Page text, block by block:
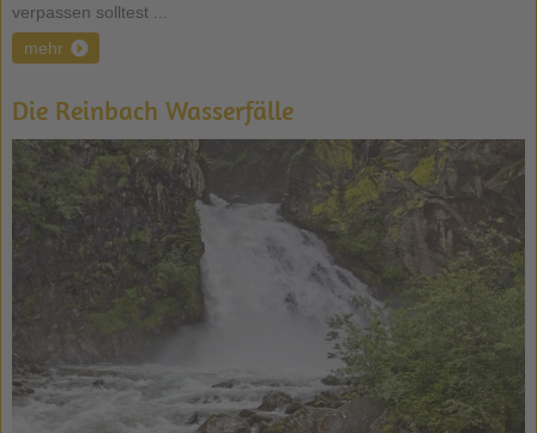
verpassen solltest ...
mehr
Die Reinbach Wasserfälle